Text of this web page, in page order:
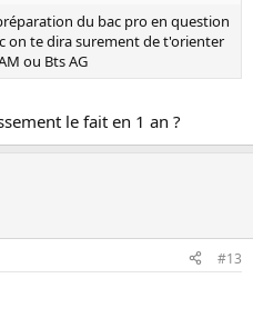
du bac pro en question
on te dira surement de t'orienter
ou Bts AG
le fait en 1 an ?
#13